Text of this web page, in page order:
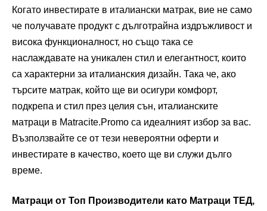
Когато инвестирате в италиански матрак, вие не само
че получавате продукт с дълготрайна издръжливост и
висока функционалност, но също така се
наслаждавате на уникален стил и елегантност, които
са характерни за италианския дизайн. Така че, ако
търсите матрак, който ще ви осигури комфорт,
подкрепа и стил през целия сън, италианските
матраци в Matracite.Promo са идеалният избор за вас.
Възползвайте се от тези невероятни оферти и
инвестирате в качество, което ще ви служи дълго
време.
Матраци от Топ Производители като Матраци ТЕД,